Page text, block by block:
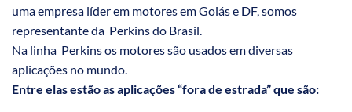
uma empresa líder em motores em Goiás e DF, somos
representante da Perkins do Brasil.
Na linha Perkins os motores são usados em diversas
aplicações no mundo.
Entre elas estão as aplicações “fora de estrada” que são: